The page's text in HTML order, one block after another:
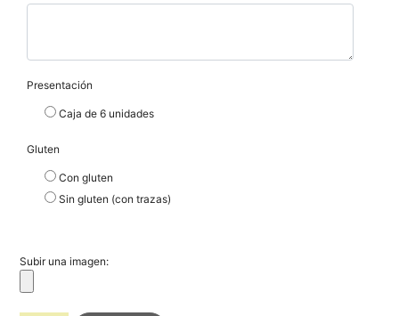
Presentación
Caja de 6 unidades
Gluten
Con gluten
Sin gluten (con trazas)
Subir una imagen: